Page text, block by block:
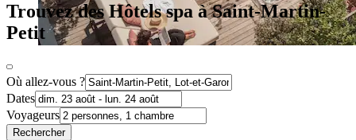
Trouvez des Hôtels spa à Saint-Martin-
Petit
Où allez-vous ?
Dates
Voyageurs
Rechercher